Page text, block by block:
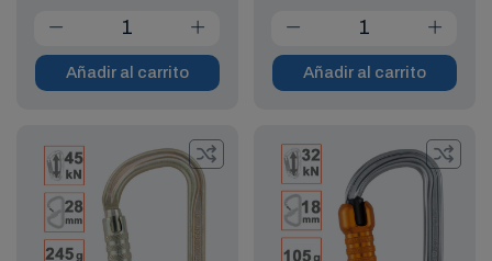
Añadir al carrito Añadir al carrito